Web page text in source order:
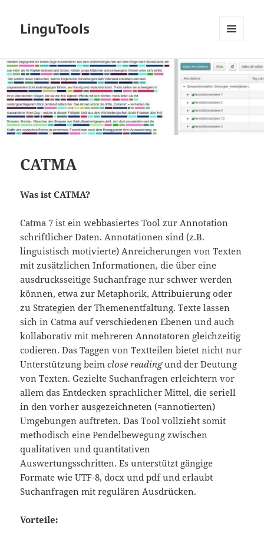
LinguTools
WIDGETS
CATMA
Was ist CATMA?
Catma 7 ist ein webbasiertes Tool zur Annotation
schriftlicher Daten. Annotationen sind (z.B.
linguistisch motivierte) Anreicherungen von Texten
mit zusätzlichen Informationen, die über eine
ausdrucksseitige Suchanfrage nur schwer werden
können, etwa zur Metaphorik, Attribuierung oder
zu Strategien der Themenentfaltung. Texte lassen
sich in Catma auf verschiedenen Ebenen und auch
kollaborativ mit mehreren Annotatoren gleichzeitig
codieren. Das Taggen von Textteilen bietet nicht nur
Unterstützung beimclose readingund der Deutung
von Texten. Gezielte Suchanfragen erleichtern vor
allem das Entdecken sprachlicher Mittel, die seriell
in den vorher ausgezeichneten (=annotierten)
Umgebungen auftreten. Das Tool vollzieht somit
methodisch eine Pendelbewegung zwischen
qualitativen und quantitativen
Auswertungsschritten. Es unterstützt gängige
Formate wie UTF-8, docx und pdf und erlaubt
Suchanfragen mit regulären Ausdrücken.
Vorteile: